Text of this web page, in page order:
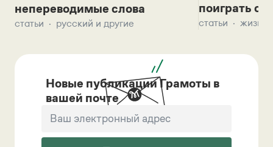
непереводимые слова
статьи русский и другие
поиграть с
статьи жизнь
Новые публикации Грамоты в
вашей почте